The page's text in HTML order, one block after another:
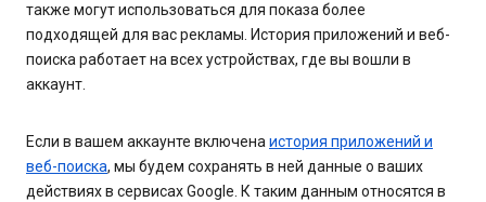
также могут использоваться для показа более
подходящей для вас рекламы. История приложений и веб-
поиска работает на всех устройствах, где вы вошли в
аккаунт.
Если в вашем аккаунте включенаистория приложений и
веб-поиска, мы будем сохранять в ней данные о ваших
действиях в сервисах Google. К таким данным относятся в